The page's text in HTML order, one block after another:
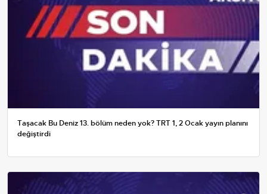
Taşacak Bu Deniz 13. bölüm neden yok? TRT 1, 2 Ocak yayın planını
değiştirdi